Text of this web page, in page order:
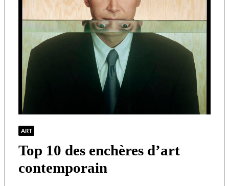
ART
Top 10 des enchères d’art
contemporain